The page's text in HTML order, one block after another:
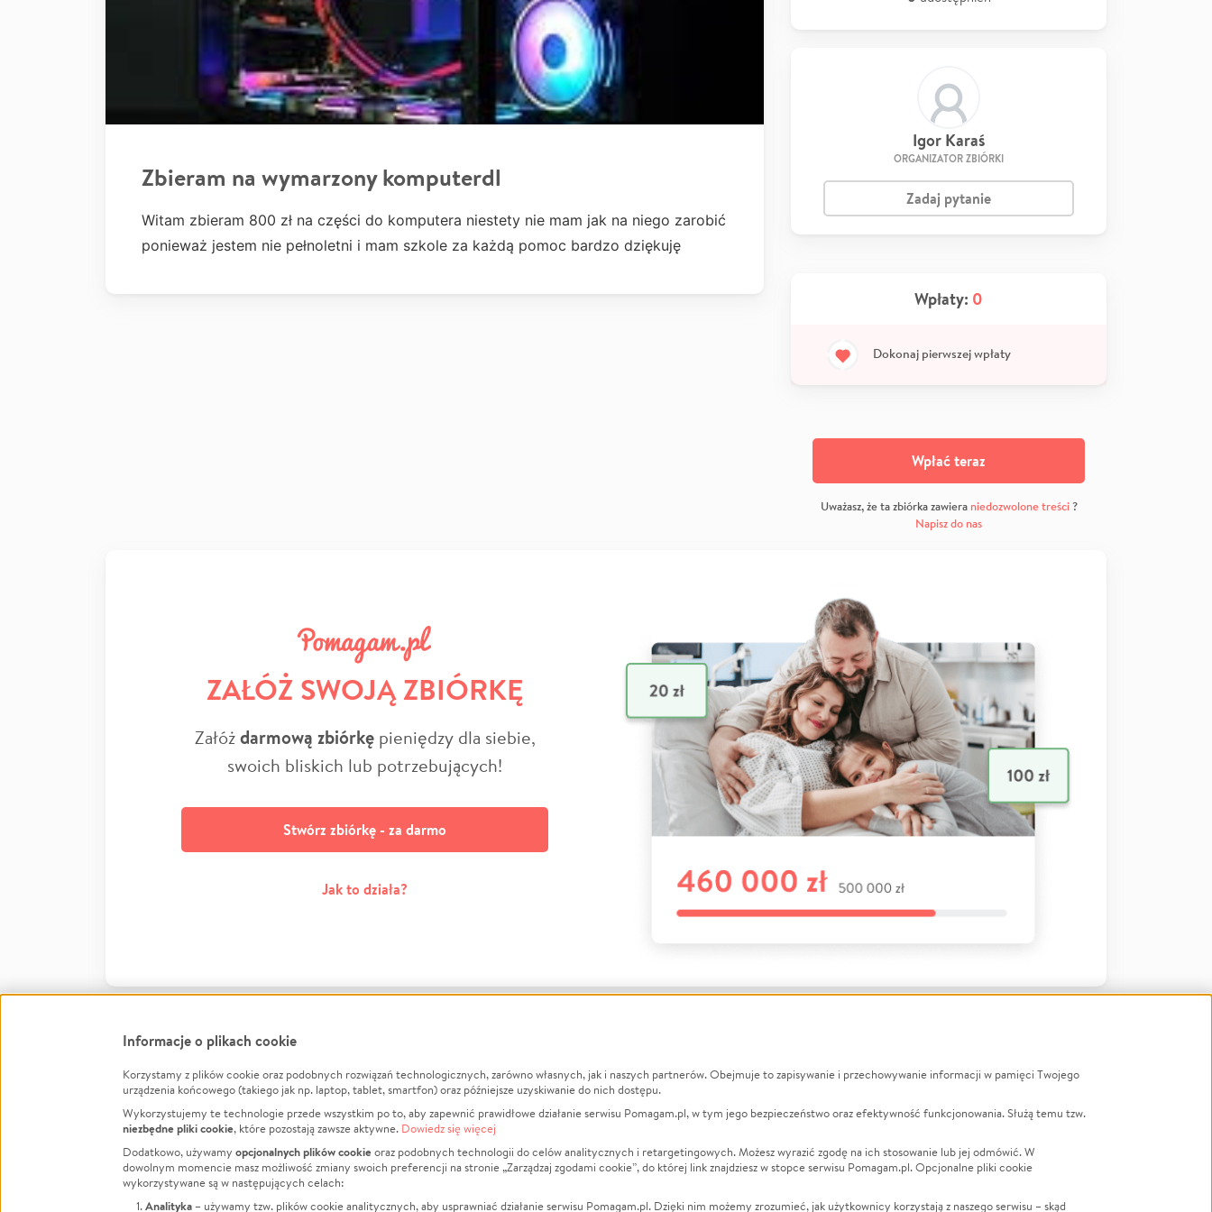
Zbieram na wymarzony komputerdl
Witam zbieram 800 zł na części do komputera niestety nie mam jak na niego zarobić
ponieważ jestem nie pełnoletni i mam szkole za każdą pomoc bardzo dziękuję
Igor Karaś
ORGANIZATOR ZBIÓRKI
Zadaj pytanie
Wpłaty: 0
Dokonaj pierwszej wpłaty
Wpłać teraz
Uważasz, że ta zbiórka zawiera niedozwolone treści?
Napisz do nas
ZAŁÓŻ SWOJĄ ZBIÓRKĘ
Załóżdarmową zbiórkępieniędzy dla siebie,
swoich bliskich lub potrzebujących!
Stwórz zbiórkę - za darmo
Jak to działa?
FacebookTwitter Instagram
LinkedInTikTok Youtube
Informacje
Jak to działa?
Regulamin
Polityka Prywatności
O nas
Opinie
Raporty
Za darmo
Zbieraj na
Leczenie
Zwierzęta
Pożar
LGBTQ+
Powódź
Wichura
Informacje o plikach cookie
Korzystamy z plików cookie oraz podobnych rozwiązań technologicznych, zarówno własnych, jak i naszych partnerów. Obejmuje to zapisywanie i przechowywanie informacji w pamięci Twojego
urządzenia końcowego (takiego jak np. laptop, tablet, smartfon) oraz późniejsze uzyskiwanie do nich dostępu.
Wykorzystujemy te technologie przede wszystkim po to, aby zapewnić prawidłowe działanie serwisu Pomagam.pl, w tym jego bezpieczeństwo oraz efektywność funkcjonowania. Służą temu tzw.
niezbędne pliki cookie, które pozostają zawsze aktywne. Dowiedz się więcej
Dodatkowo, używamy opcjonalnych plików cookieoraz podobnych technologii do celów analitycznych i retargetingowych. Możesz wyrazić zgodę na ich stosowanie lub jej odmówić. W
dowolnym momencie masz możliwość zmiany swoich preferencji na stronie „Zarządzaj zgodami cookie”, do której link znajdziesz w stopce serwisu Pomagam.pl. Opcjonalne pliki cookie
wykorzystywane są w następujących celach:
Analityka – używamy tzw. plików cookie analitycznych, aby usprawniać działanie serwisu Pomagam.pl. Dzięki nim możemy zrozumieć, jak użytkownicy korzystają z naszego serwisu – skąd